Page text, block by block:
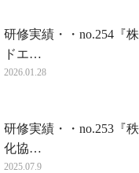
研修実績・・no.254『
ドエ…
2026.01.28
研修実績・・no.253『
化協…
2025.07.9